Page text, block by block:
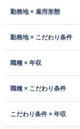
勤務地 × 雇用形態
勤務地 × こだわり条件
職種 × 年収
職種 × こだわり条件
こだわり条件 × 年収